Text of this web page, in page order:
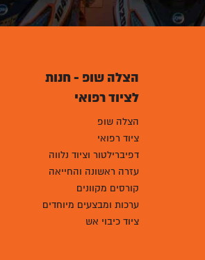
הצלה שופ - חנות
לציוד רפואי
הצלה שופ
ציוד רפואי
דפיברילטור וציוד נלווה
עזרה ראשונה והחייאה
קורסים מקוונים
ערכות ומבצעים מיוחדים
ציוד כיבוי אש